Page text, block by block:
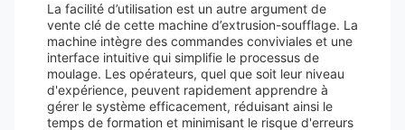
La facilité d’utilisation est un autre argument de
vente clé de cette machine d’extrusion-soufflage. La
machine intègre des commandes conviviales et une
interface intuitive qui simplifie le processus de
moulage. Les opérateurs, quel que soit leur niveau
d'expérience, peuvent rapidement apprendre à
gérer le système efficacement, réduisant ainsi le
temps de formation et minimisant le risque d'erreurs